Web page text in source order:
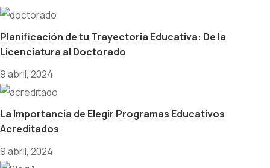
Planificación de tu Trayectoria Educativa: De la
Licenciatura al Doctorado
9 abril, 2024
La Importancia de Elegir Programas Educativos
Acreditados
9 abril, 2024